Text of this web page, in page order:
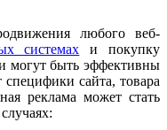
любого веб-
системах и покупку
могут быть эффективны
сайта, товара
реклама может стать